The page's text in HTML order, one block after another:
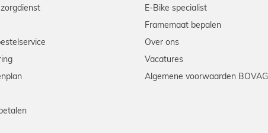
E-Bike specialist
Framemaat bepalen
Over ons
Vacatures
Algemene voorwaarden BOVAG